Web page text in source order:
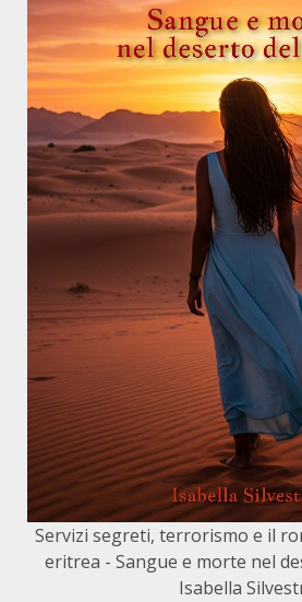
Servizi segreti, terrorismo e il
eritrea - Sangue e morte nel
Isabella